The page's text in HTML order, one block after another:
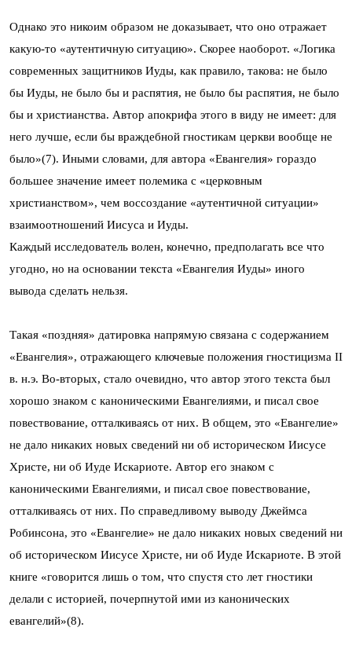
Однако это никоим образом не доказывает, что оно отражает
какую-то «аутентичную ситуацию». Скорее наоборот. «Логика
современных защитников Иуды, как правило, такова: не было
бы Иуды, не было бы и распятия, не было бы распятия, не было
бы и христианства. Автор апокрифа этого в виду не имеет: для
него лучше, если бы враждебной гностикам церкви вообще не
было»(7). Иными словами, для автора «Евангелия» гораздо
большее значение имеет полемика с «церковным
христианством», чем воссоздание «аутентичной ситуации»
взаимоотношений Иисуса и Иуды.
Каждый исследователь волен, конечно, предполагать все что
угодно, но на основании текста «Евангелия Иуды» иного
вывода сделать нельзя.
Такая «поздняя» датировка напрямую связана с содержанием
«Евангелия», отражающего ключевые положения гностицизма II
в. н.э. Во-вторых, стало очевидно, что автор этого текста был
хорошо знаком с каноническими Евангелиями, и писал свое
повествование, отталкиваясь от них. В общем, это «Евангелие»
не дало никаких новых сведений ни об историческом Иисусе
Христе, ни об Иуде Искариоте. Автор его знаком с
каноническими Евангелиями, и писал свое повествование,
отталкиваясь от них. По справедливому выводу Джеймса
Робинсона, это «Евангелие» не дало никаких новых сведений ни
об историческом Иисусе Христе, ни об Иуде Искариоте. В этой
книге «говорится лишь о том, что спустя сто лет гностики
делали с историей, почерпнутой ими из канонических
евангелий»(8).